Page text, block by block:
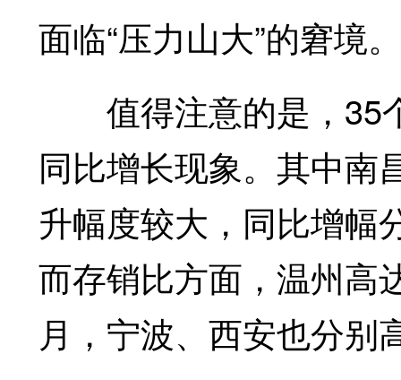
面临“压力山大”的窘境。
值得注意的是，35
同比增长现象。其中南
升幅度较大，同比增幅
而存销比方面，温州高
月，宁波、西安也分别